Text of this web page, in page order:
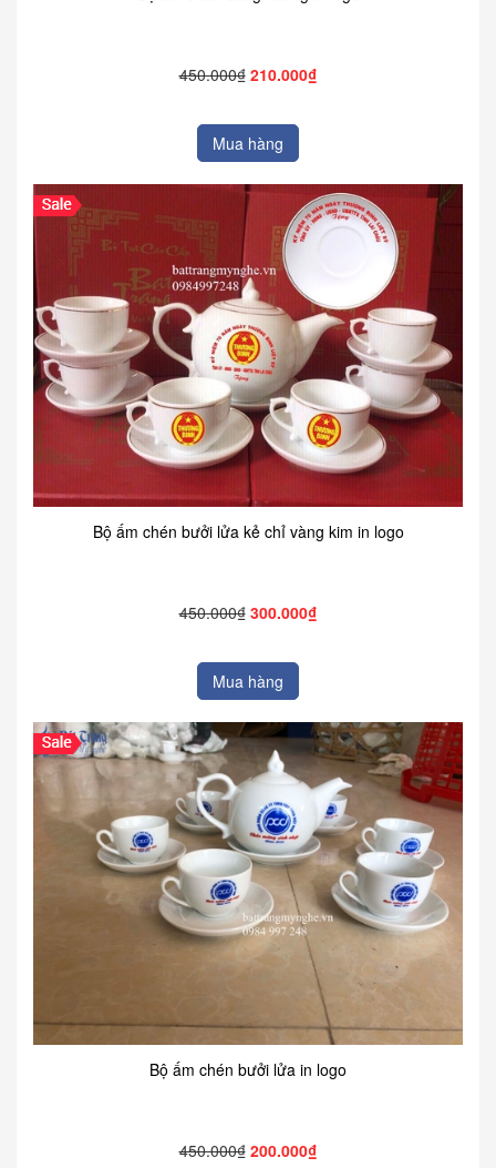
450.000₫ 210.000₫
Mua hàng
Bộ ấm chén bưởi lửa kẻ chỉ vàng kim in logo
450.000₫ 300.000₫
Mua hàng
Bộ ấm chén bưởi lửa in logo
450.000₫ 200.000₫